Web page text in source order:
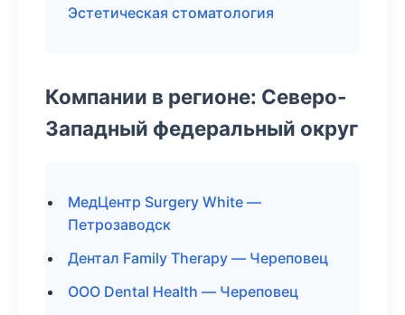
Эстетическая стоматология
Компании в регионе: Северо-
Западный федеральный округ
МедЦентр Surgery White —
Петрозаводск
Дентал Family Therapy — Череповец
ООО Dental Health — Череповец